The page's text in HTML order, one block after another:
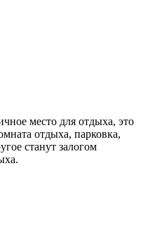
место для отдыха, это
отдыха, парковка,
станут залогом